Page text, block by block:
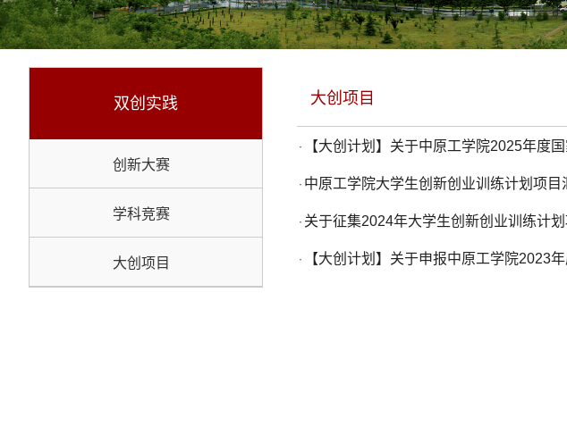
双创实践
创新大赛
学科竞赛
大创项目
大创项目
· 【大创计划】关于中原工学院2025年度
· 中原工学院大学生创新创业训练计划项目
· 关于征集2024年大学生创新创业训练计
· 【大创计划】关于申报中原工学院2023